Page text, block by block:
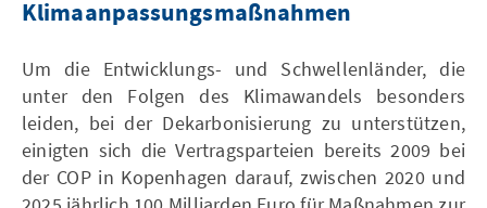
Klimaanpassungsmaßnahmen
Um die Entwicklungs- und Schwellenländer, die
unter den Folgen des Klimawandels besonders
leiden, bei der Dekarbonisierung zu unterstützen,
einigten sich die Vertragsparteien bereits 2009 bei
der COP in Kopenhagen darauf, zwischen 2020 und